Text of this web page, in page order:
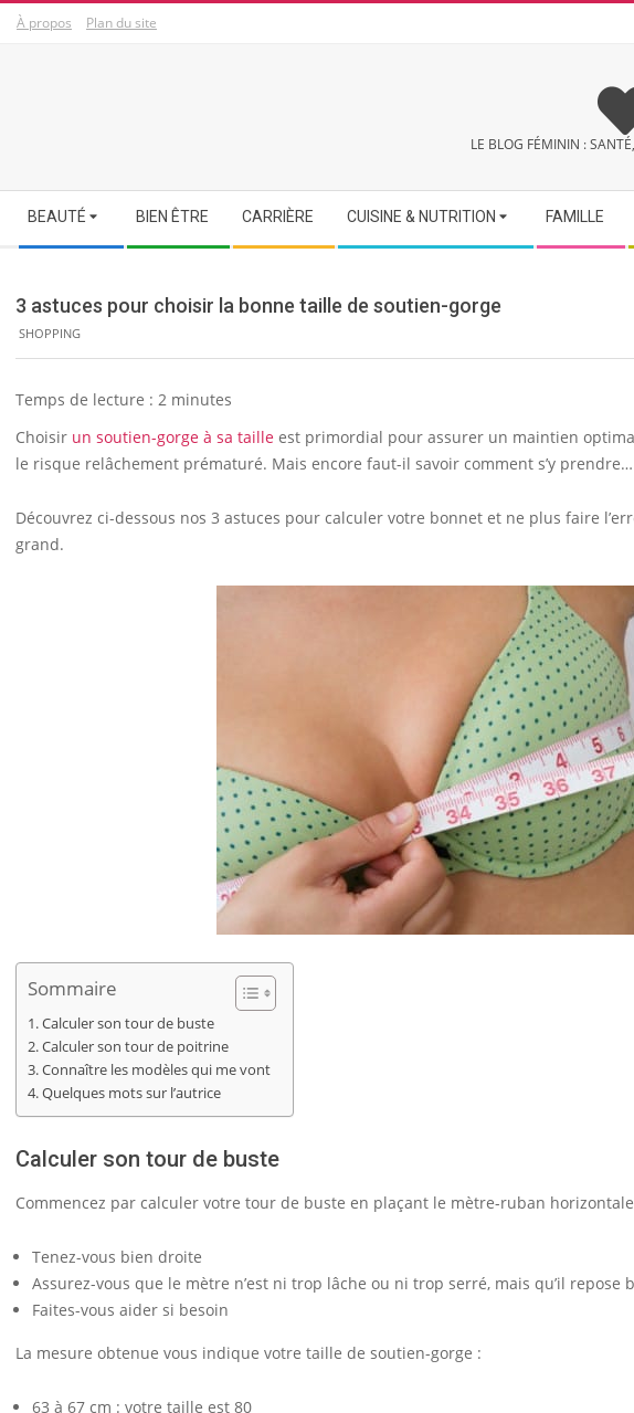
SkipÀ propos Plan du site
LE BLOG FÉMININ :
Secondary
Navigation
Menu
BEAUTÉ BIEN ÊTRE CARRIÈRE CUISINE & NUTRITION FAMILLE
3 astuces pour choisir la bonne taille de soutien-gorge
SHOPPING
Temps de lecture : 2 minutes
Choisir un soutien-gorge à sa taille est primordial pour assurer un maintien
le risque relâchement prématuré. Mais encore faut-il savoir comment s’y prendre…
Découvrez ci-dessous nos 3 astuces pour calculer votre bonnet et ne plus faire
grand.
Sommaire
Calculer son tour de buste
Calculer son tour de poitrine
Connaître les modèles qui me vont
Quelques mots sur l’autrice
Calculer son tour de buste
Commencez par calculer votre tour de buste en plaçant le mètre-ruban
Tenez-vous bien droite
Assurez-vous que le mètre n’est ni trop lâche ou ni trop serré, mais qu’il
Faites-vous aider si besoin
La mesure obtenue vous indique votre taille de soutien-gorge :
63 à 67 cm : votre taille est 80